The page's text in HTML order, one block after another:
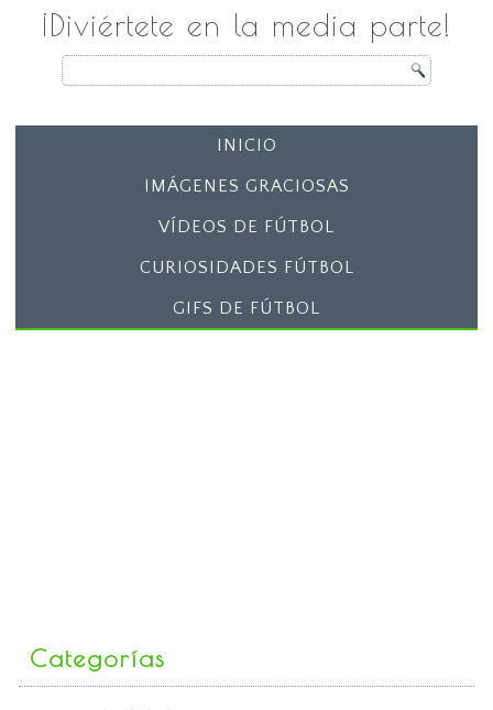
¡Diviértete en la media parte!
INICIO
IMÁGENES GRACIOSAS
VÍDEOS DE FÚTBOL
CURIOSIDADES FÚTBOL
GIFS DE FÚTBOL
Categorías